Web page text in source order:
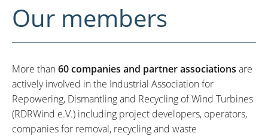
Our members
More than60 companies and partner associations are
actively involved in the Industrial Association for
Repowering, Dismantling and Recycling of Wind Turbines
(RDRWind e.V.) including project developers, operators,
companies for removal, recycling and waste